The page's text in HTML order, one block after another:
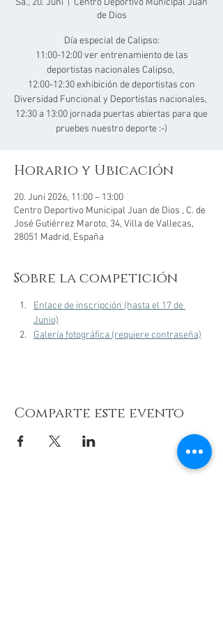
Sa., 20. Juni
Centro Deportivo Municipal Juan
de Dios
Día especial de Calipso:
11:00-12:00 ver entrenamiento de las
deportistas nacionales Calipso,
12:00-12:30 exhibición de deportistas con
Diversidad Funcional y Deportistas nacionales,
12:30 a 13:00 jornada puertas abiertas para que
pruebes nuestro deporte :-)
Horario y Ubicación
20. Juni 2026, 11:00 – 13:00
Centro Deportivo Municipal Juan de Dios , C. de
José Gutiérrez Maroto, 34, Villa de Vallecas,
28051 Madrid, España
Sobre la competición
Enlace de inscripción (hasta el 17 de
Junio)
Galería fotográfica (requiere contraseña)
Comparte este evento